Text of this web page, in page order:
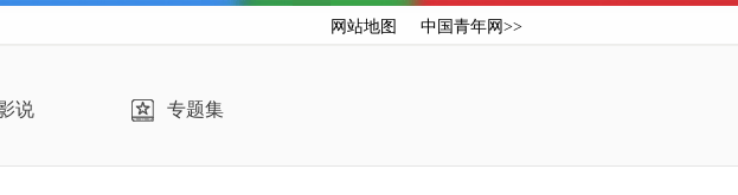
网站地图 中国青年网>>
说 专题集